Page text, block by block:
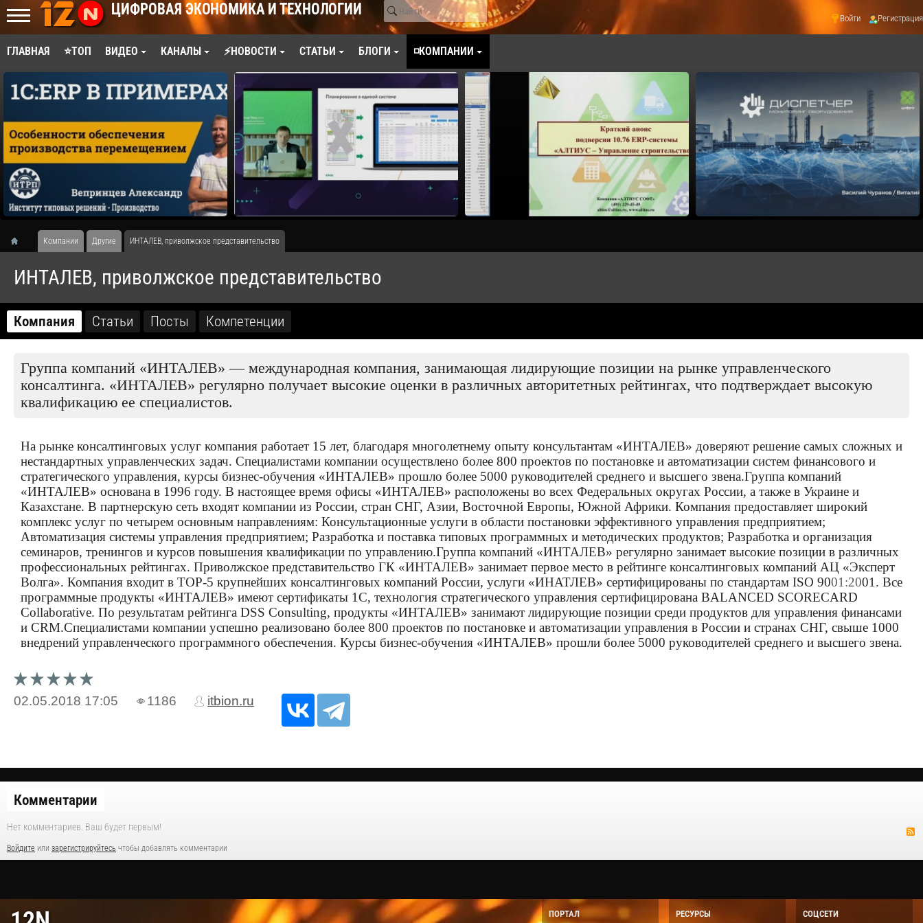
ЦИФРОВАЯ ЭКОНОМИКА И ТЕХНОЛОГИИ Войти Регистрация
ГЛАВНАЯ ⭐ТОП ВИДЕО КАНАЛЫ ⚡НОВОСТИ СТАТЬИ БЛОГИ ◽КОМПАНИИ
Компании Другие ИНТАЛЕВ, приволжское представительство
ИНТАЛЕВ, приволжское представительство
Компания Статьи Посты Компетенции
Группа компаний «ИНТАЛЕВ» — международная компания, занимающая лидирующие позиции на рынке управленческого
консалтинга. «ИНТАЛЕВ» регулярно получает высокие оценки в различных авторитетных рейтингах, что подтверждает высокую
квалификацию ее специалистов.
На рынке консалтинговых услуг компания работает 15 лет, благодаря многолетнему опыту консультантам «ИНТАЛЕВ» доверяют решение самых сложных и
нестандартных управленческих задач. Специалистами компании осуществлено более 800 проектов по постановке и автоматизации систем финансового и
стратегического управления, курсы бизнес-обучения «ИНТАЛЕВ» прошло более 5000 руководителей среднего и высшего звена.Группа компаний
«ИНТАЛЕВ» основана в 1996 году. В настоящее время офисы «ИНТАЛЕВ» расположены во всех Федеральных округах России, а также в Украине и
Казахстане. В партнерскую сеть входят компании из России, стран СНГ, Азии, Восточной Европы, Южной Африки. Компания предоставляет широкий
комплекс услуг по четырем основным направлениям: Консультационные услуги в области постановки эффективного управления предприятием;
Автоматизация системы управления предприятием; Разработка и поставка типовых программных и методических продуктов; Разработка и организация
семинаров, тренингов и курсов повышения квалификации по управлению.Группа компаний «ИНТАЛЕВ» регулярно занимает высокие позиции в различных
профессиональных рейтингах. Приволжское представительство ГК «ИНТАЛЕВ» занимает первое место в рейтинге консалтинговых компаний АЦ «Эксперт
Волга». Компания входит в TOP-5 крупнейших консалтинговых компаний России, услуги «ИНАТЛЕВ» сертифицированы по стандартам ISO 9001:2001. Все
программные продукты «ИНТАЛЕВ» имеют сертификаты 1С, технология стратегического управления сертифицирована BALANCED SCORECARD
Collaborative. По результатам рейтинга DSS Consulting, продукты «ИНТАЛЕВ» занимают лидирующие позиции среди продуктов для управления финансами
и CRM.Специалистами компании успешно реализовано более 800 проектов по постановке и автоматизации управления в России и странах СНГ, свыше 1000
внедрений управленческого программного обеспечения. Курсы бизнес-обучения «ИНТАЛЕВ» прошли более 5000 руководителей среднего и высшего звена.
02.05.2018 17:05 1186 itbion.ru
Комментарии
Нет комментариев. Ваш будет первым!
Войдите или зарегистрируйтесь чтобы добавлять комментарии
ПОРТАЛ РЕСУРСЫ СОЦСЕТИ